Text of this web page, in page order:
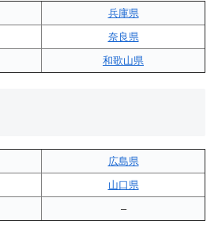
兵庫県
奈良県
和歌山県
広島県
山口県
–